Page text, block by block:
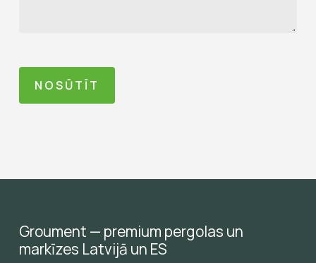
Groument — premium pergolas un
markīzes Latvijā un ES